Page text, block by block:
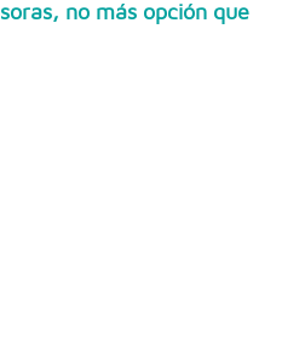
no más opción que